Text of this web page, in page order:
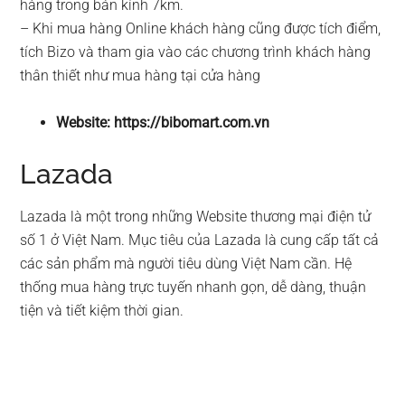
hàng trong bán kính 7km.
– Khi mua hàng Online khách hàng cũng được tích điểm,
tích Bizo và tham gia vào các chương trình khách hàng
thân thiết như mua hàng tại cửa hàng
Website: https://bibomart.com.vn
Lazada
Lazada là một trong những Website thương mại điện tử
số 1 ở Việt Nam. Mục tiêu của Lazada là cung cấp tất cả
các sản phẩm mà người tiêu dùng Việt Nam cần. Hệ
thống mua hàng trực tuyến nhanh gọn, dễ dàng, thuận
tiện và tiết kiệm thời gian.